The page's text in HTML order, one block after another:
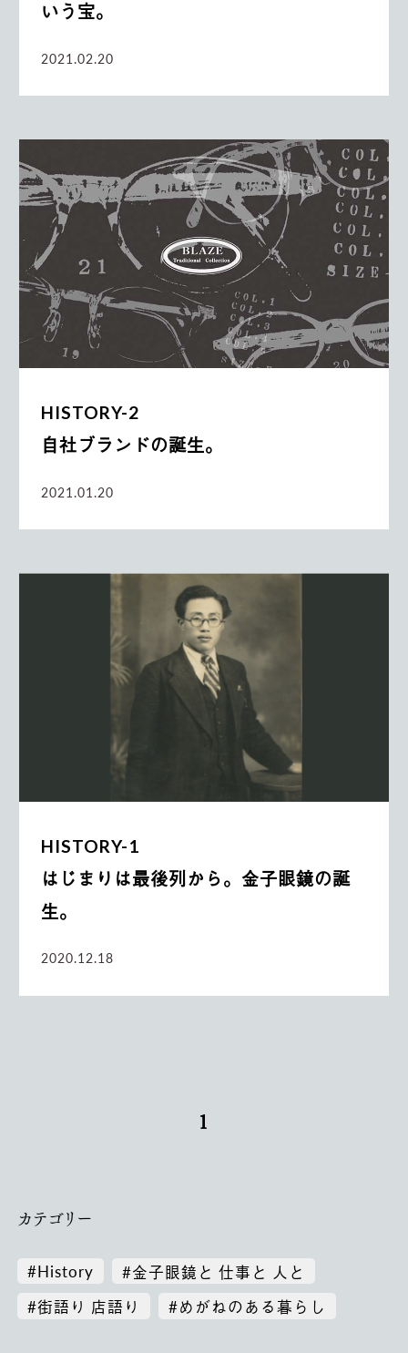
いう宝。
2021.02.20
HISTORY-2
自社ブランドの誕生。
2021.01.20
HISTORY-1
はじまりは最後列から。金子眼鏡の誕
生。
2020.12.18
1
カテゴリー
#History
#金子眼鏡と 仕事と 人と
#街語り 店語り
#めがねのある暮らし